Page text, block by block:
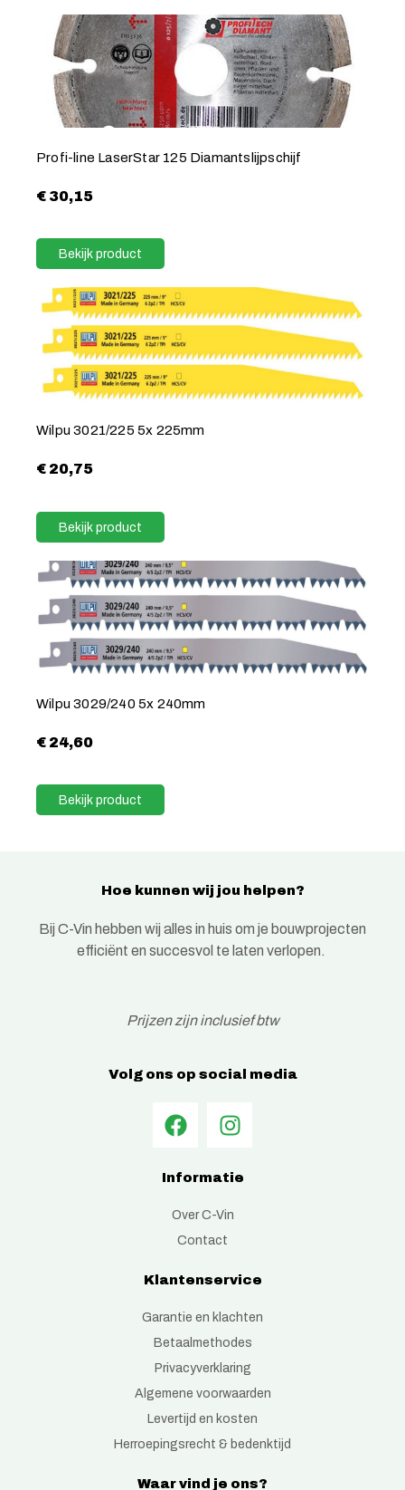
Profi-line LaserStar 125 Diamantslijpschijf
€30,15
Bekijk product
Wilpu 3021/225 5x 225mm
€20,75
Bekijk product
Wilpu 3029/240 5x 240mm
€24,60
Bekijk product
Hoe kunnen wij jou helpen?
Bij C-Vin hebben wij alles in huis om je bouwprojecten
efficiënt en succesvol te laten verlopen.
Prijzen zijn inclusief btw
Volg ons op social media
Informatie
Over C-Vin
Contact
Klantenservice
Garantie en klachten
Betaalmethodes
Privacyverklaring
Algemene voorwaarden
Levertijd en kosten
Herroepingsrecht & bedenktijd
Waar vind je ons?